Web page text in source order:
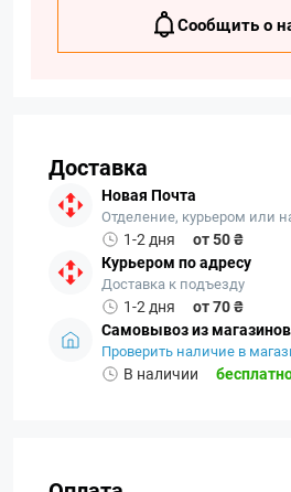
Сообщить о
Доставка
Новая Почта
Отделение, курьером или
1-2 дня
от 50 ₴
Курьером по адресу
Доставка к подъезду
1-2 дня
от 70 ₴
Самовывоз из магазинов
Проверить наличие в
В наличии